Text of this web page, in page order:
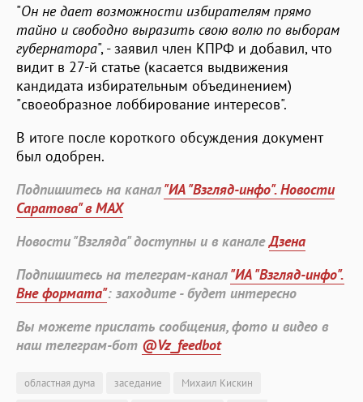
"Он не дает возможности избирателям прямо
тайно и свободно выразить свою волю по выборам
губернатора", - заявил член КПРФ и добавил, что
видит в 27-й статье (касается выдвижения
кандидата избирательным объединением)
"своеобразное лоббирование интересов".
В итоге после короткого обсуждения документ
был одобрен.
Подпишитесь на канал"ИА "Взгляд-инфо". Новости
Саратова" в MAX
Новости "Взгляда" доступны и в каналеДзена
Подпишитесь на телеграм-канал"ИА "Взгляд-инфо".
Вне формата": заходите - будет интересно
Вы можете прислать сообщения, фото и видео в
наш телеграм-бот @Vz_feedbot
областная дума заседание
Михаил Кискин